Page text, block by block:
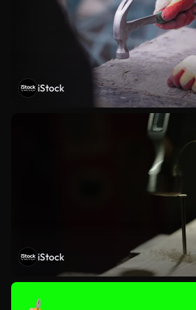
iStock
iStock